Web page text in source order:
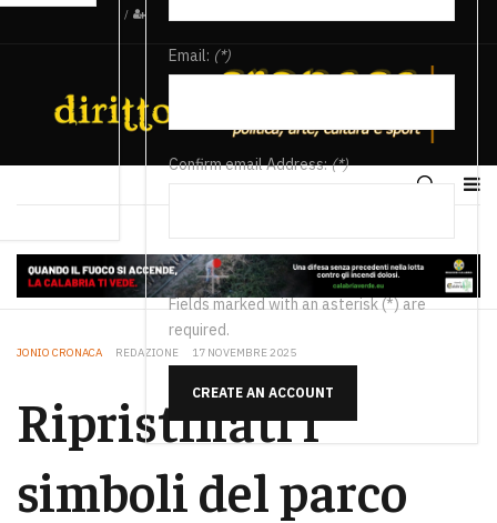
/
Email: (*)
Confirm email Address:(*)
Fields marked with an asterisk (*) are
required.
CREATE AN ACCOUNT
JONIO CRONACA REDAZIONE 17 NOVEMBRE 2025
Ripristinati i
simboli del parco